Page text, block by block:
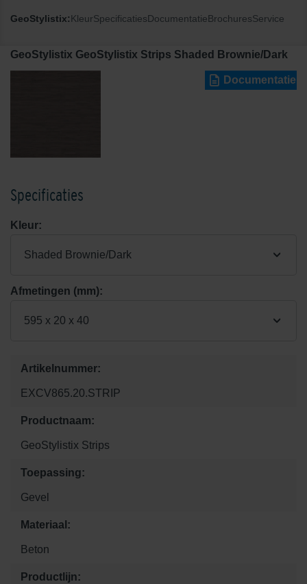
GeoStylistix:KleurSpecificatiesDocumentatieBrochuresService
GeoStylistix GeoStylistix Strips Shaded Brownie/Dark
Documentatie
Specificaties
Kleur:
Shaded Brownie/Dark
Afmetingen (mm):
595 x 20 x 40
Artikelnummer:
EXCV865.20.STRIP
Productnaam:
GeoStylistix Strips
Toepassing:
Gevel
Materiaal:
Beton
Productlijn: